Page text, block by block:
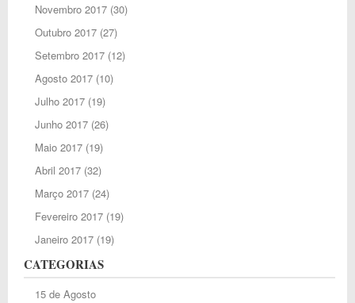
Novembro 2017(30)
Outubro 2017(27)
Setembro 2017(12)
Agosto 2017(10)
Julho 2017(19)
Junho 2017(26)
Maio 2017(19)
Abril 2017(32)
Março 2017(24)
Fevereiro 2017(19)
Janeiro 2017(19)
CATEGORIAS
15 de Agosto